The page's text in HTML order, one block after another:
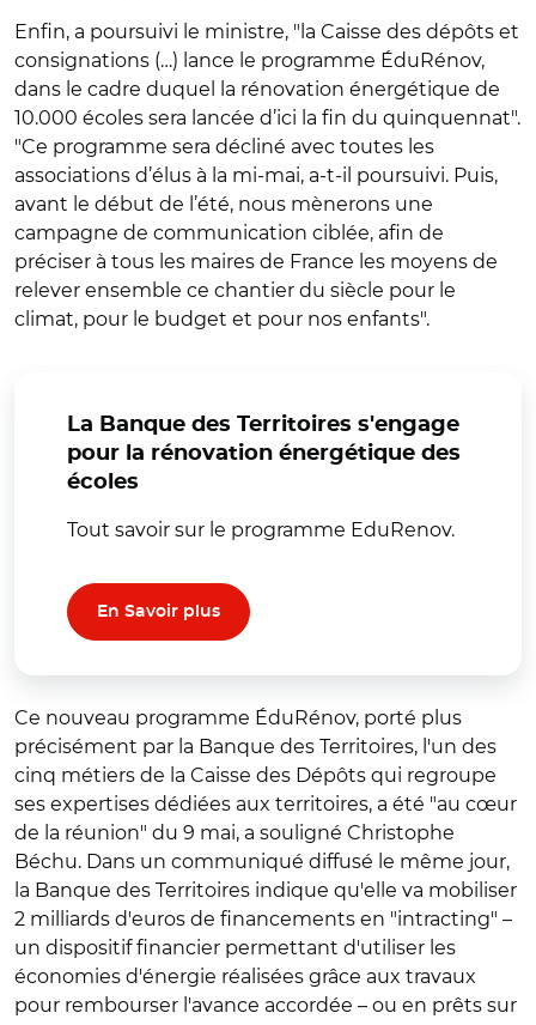
Enfin, a poursuivi le ministre, "la Caisse des dépôts et
consignations (…) lance le programme ÉduRénov,
dans le cadre duquel la rénovation énergétique de
10.000 écoles sera lancée d’ici la fin du quinquennat".
"Ce programme sera décliné avec toutes les
associations d’élus à la mi-mai, a-t-il poursuivi. Puis,
avant le début de l’été, nous mènerons une
campagne de communication ciblée, afin de
préciser à tous les maires de France les moyens de
relever ensemble ce chantier du siècle pour le
climat, pour le budget et pour nos enfants".
La Banque des Territoires s'engage
pour la rénovation énergétique des
écoles
Tout savoir sur le programme EduRenov.
En Savoir plus
Ce nouveau programme ÉduRénov, porté plus
précisément par la Banque des Territoires, l'un des
cinq métiers de la Caisse des Dépôts qui regroupe
ses expertises dédiées aux territoires, a été "au cœur
de la réunion" du 9 mai, a souligné Christophe
Béchu. Dans un communiqué diffusé le même jour,
la Banque des Territoires indique qu'elle va mobiliser
2 milliards d'euros de financements en "intracting" –
un dispositif financier permettant d'utiliser les
économies d'énergie réalisées grâce aux travaux
pour rembourser l'avance accordée – ou en prêts sur